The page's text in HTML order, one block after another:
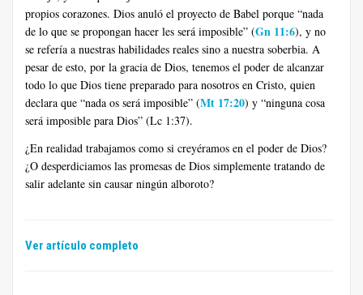
propios corazones. Dios anuló el proyecto de Babel porque “nada
de lo que se propongan hacer les será imposible” (Gn 11:6), y no
se refería a nuestras habilidades reales sino a nuestra soberbia. A
pesar de esto, por la gracia de Dios, tenemos el poder de alcanzar
todo lo que Dios tiene preparado para nosotros en Cristo, quien
declara que “nada os será imposible” (Mt 17:20) y “ninguna cosa
será imposible para Dios” (Lc 1:37).
¿En realidad trabajamos como si creyéramos en el poder de Dios?
¿O desperdiciamos las promesas de Dios simplemente tratando de
salir adelante sin causar ningún alboroto?
Ver artículo completo